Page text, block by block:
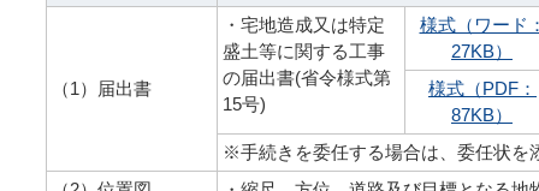
（1）届出書
・宅地造成又は特定
盛土等に関する工事
の届出書(省令様式第
15号)
様式（ワード
27KB）
様式（PDF：
87KB）
※手続きを委任する場合は、委任状を